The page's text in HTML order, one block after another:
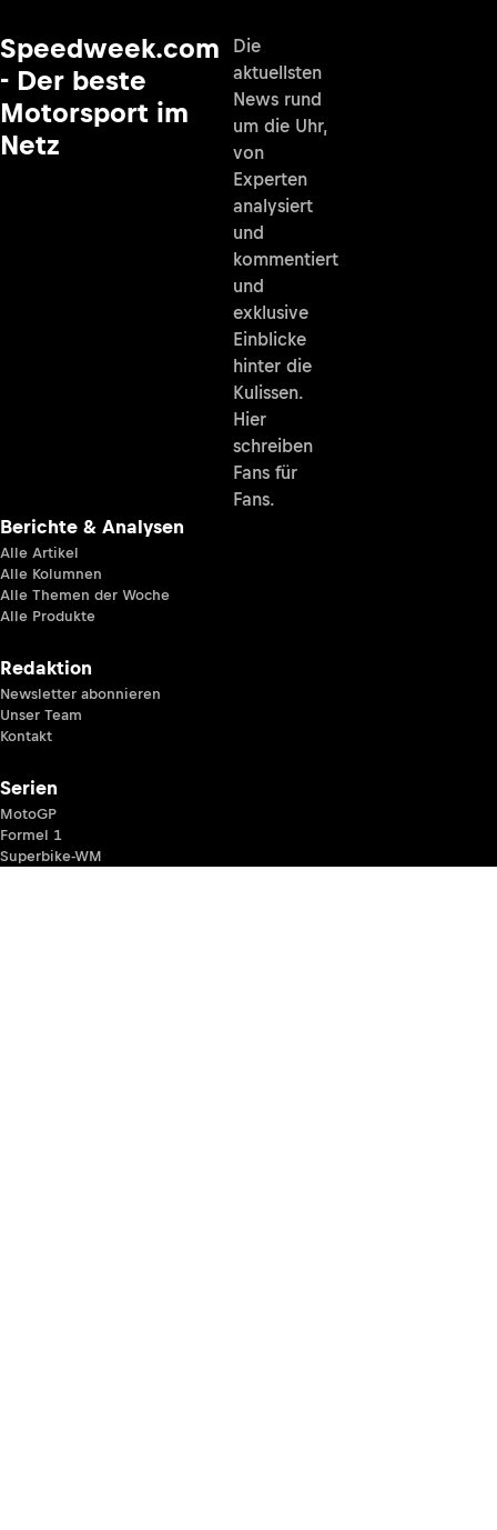
Speedweek.com
- Der beste
Motorsport im
Netz
Die
aktuellsten
News rund
um die Uhr,
von
Experten
analysiert
und
kommentiert
und
exklusive
Einblicke
hinter die
Kulissen.
Hier
schreiben
Fans für
Fans.
Berichte & Analysen
Alle Artikel
Alle Kolumnen
Alle Themen der Woche
Alle Produkte
Redaktion
Newsletter abonnieren
Unser Team
Kontakt
Serien
MotoGP
Formel 1
Superbike-WM